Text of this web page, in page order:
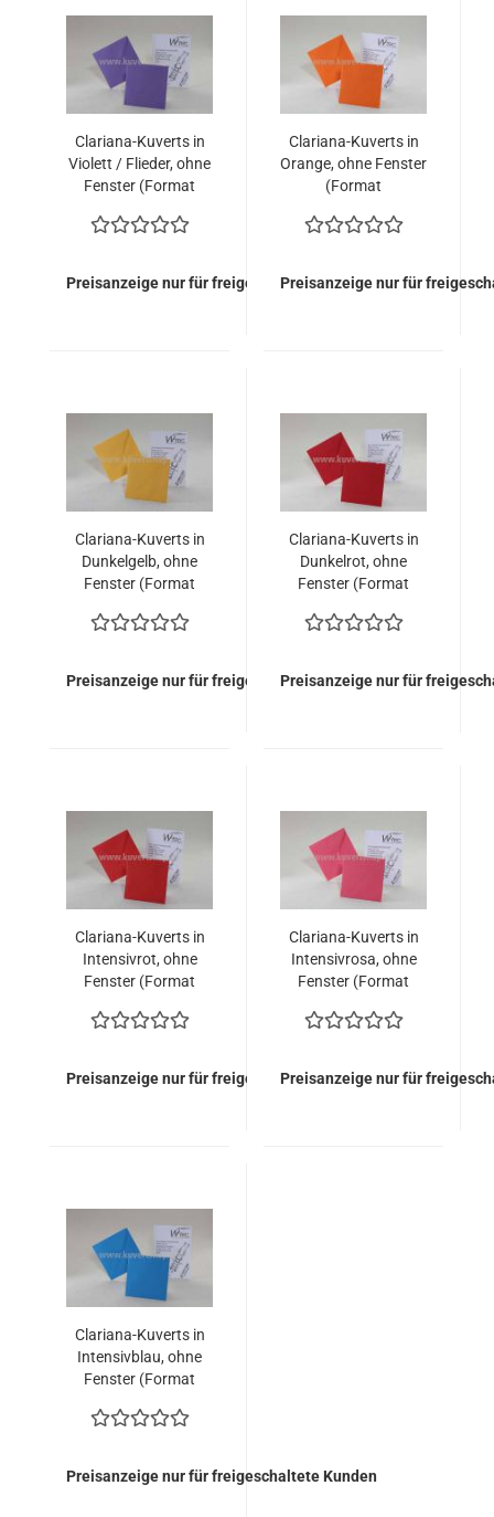
Clariana-Kuverts in
Violett / Flieder, ohne
Fenster (Format
Preisanzeige nur für freigeschaltete Kunden
Clariana-Kuverts in
Orange, ohne Fenster
(Format
Preisanzeige nur für
Clariana-Kuverts in
Dunkelgelb, ohne
Fenster (Format
Preisanzeige nur für freigeschaltete Kunden
Clariana-Kuverts in
Dunkelrot, ohne
Fenster (Format
Preisanzeige nur für
Clariana-Kuverts in
Intensivrot, ohne
Fenster (Format
Preisanzeige nur für freigeschaltete Kunden
Clariana-Kuverts in
Intensivrosa, ohne
Fenster (Format
Preisanzeige nur für
Clariana-Kuverts in
Intensivblau, ohne
Fenster (Format
Preisanzeige nur für freigeschaltete Kunden